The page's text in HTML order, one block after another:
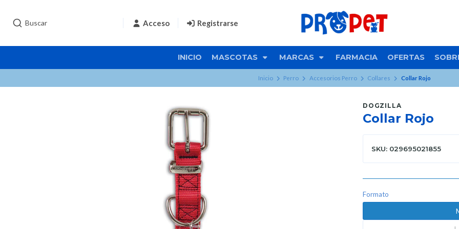
Acceso Registrarse
INICIO MASCOTAS MARCAS FARMACIA OFERTAS
Inicio Perro Accesorios Perro Collares Collar Rojo
DOGZILLA
Collar Rojo
SKU: 029695021855
Formato